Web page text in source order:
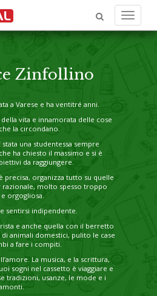
Menu
Zinfollino
a Varese e ha ventitré anni.
della vita e innamorata delle cose
la circondano.
una studentessa sempre
ha chiesto il massimo e si è
da raggiungere.
precisa, organizza tutto su quelle
razionale, molto spesso troppo
orgogliosa.
sentirsi indipendente.
e anche quella con il berretto
di animali domestici, pulito le case
a fare i compiti.
La musica, e la scrittura,
sogni nel cassetto è viaggiare e
tradizioni, usanze, le mode e i